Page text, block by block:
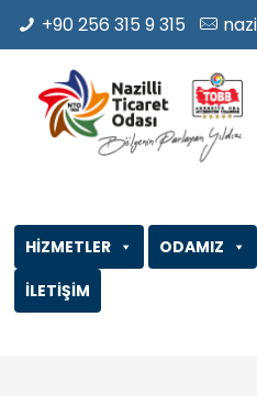
+90 256 315 9 315
ODAMIZ
HİZMETLER
İLETİŞİM